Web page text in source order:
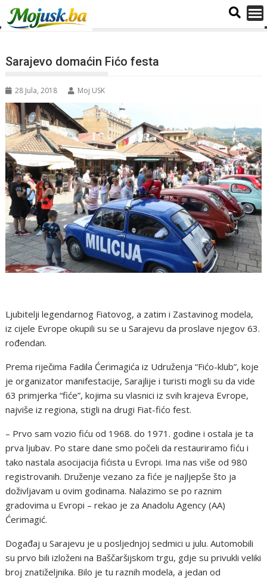
Sarajevo domaćin Fićo festa
28 Jula, 2018 Moj USK
Ljubitelji legendarnog Fiatovog, a zatim i Zastavinog modela,
iz cijele Evrope okupili su se u Sarajevu da proslave njegov 63.
rođendan.
Prema riječima Fadila Ćerimagića iz Udruženja “Fićo-klub”, koje
je organizator manifestacije, Sarajlije i turisti mogli su da vide
63 primjerka “fiće”, kojima su vlasnici iz svih krajeva Evrope,
najviše iz regiona, stigli na drugi Fiat-fićo fest.
– Prvo sam vozio fiću od 1968. do 1971. godine i ostala je ta
prva ljubav. Po stare dane smo počeli da restauriramo fiću i
tako nastala asocijacija fićista u Evropi. Ima nas više od 980
registrovanih. Druženje vezano za fiće je najljepše što ja
doživljavam u ovim godinama. Nalazimo se po raznim
gradovima u Evropi – rekao je za Anadolu Agency (AA)
Ćerimagić.
Događaj u Sarajevu je u posljednjoj sedmici u julu. Automobili
su prvo bili izloženi na Baščaršijskom trgu, gdje su privukli veliki
broj znatiželjnika. Bilo je tu raznih modela, a jedan od